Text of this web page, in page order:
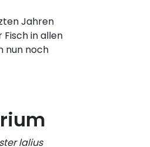
Jahren
in allen
nun noch
lalius